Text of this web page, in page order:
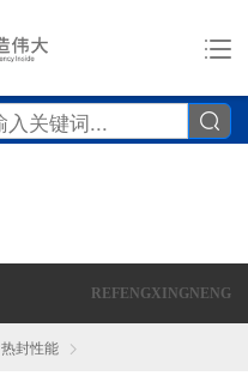
REFENGXINGNENG
热封性能